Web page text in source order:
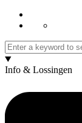
Info & Lossingen